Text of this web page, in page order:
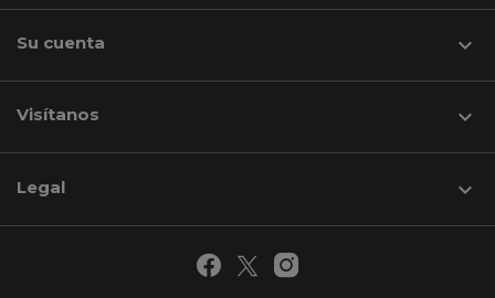
Su cuenta 
Visítanos keyboard_arrow_down
Legal 